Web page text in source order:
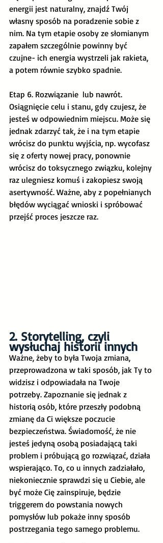
energii jest naturalny, znajdź Twój
własny sposób na poradzenie sobie z
nim. Na tym etapie osoby ze słomianym
zapałem szczególnie powinny być
czujne- ich energia wystrzeli jak rakieta,
a potem równie szybko spadnie.
Etap 6. Rozwiązanie  lub nawrót.
Osiągnięcie celu i stanu, gdy czujesz, że
jesteś w odpowiednim miejscu. Może się
jednak zdarzyć tak, że i na tym etapie
wrócisz do punktu wyjścia, np. wycofasz
się z oferty nowej pracy, ponownie
wrócisz do toksycznego związku, kolejny
raz ulegniesz komuś i zakopiesz swoją
asertywność. Ważne, aby z popełnianych
błędów wyciągać wnioski i spróbować
przejść proces jeszcze raz.
2. Storytelling, czyli
wysłuchaj historii innych
Ważne, żeby to była Twoja zmiana,
przeprowadzona w taki sposób, jak Ty to
widzisz i odpowiadała na Twoje
potrzeby. Zapoznanie się jednak z
historią osób, które przeszły podobną
zmianę da Ci większe poczucie
bezpieczeństwa. Świadomość, że nie
jesteś jedyną osobą posiadającą taki
problem i próbującą go rozwiązać, działa
wspierająco. To, co u innych zadziałało,
niekoniecznie sprawdzi się u Ciebie, ale
być może Cię zainspiruje, będzie
triggerem do powstania nowych
pomysłów lub pokaże inny sposób
postrzegania tego samego problemu.